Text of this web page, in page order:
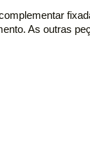
As outras